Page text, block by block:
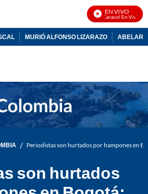
EN VIVO
Noticias Caracol En Vivo
MURIÓ ALFONSO LIZARAZO
/ Periodistas son hurtados por hampones en
son hurtados